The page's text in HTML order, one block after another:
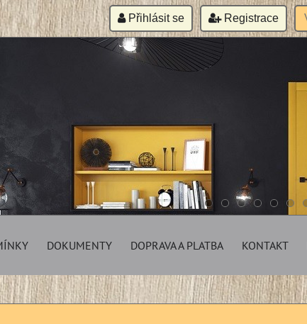
Přihlásit se Registrace
DOKUMENTY DOPRAVA A PLATBA KONTAKT